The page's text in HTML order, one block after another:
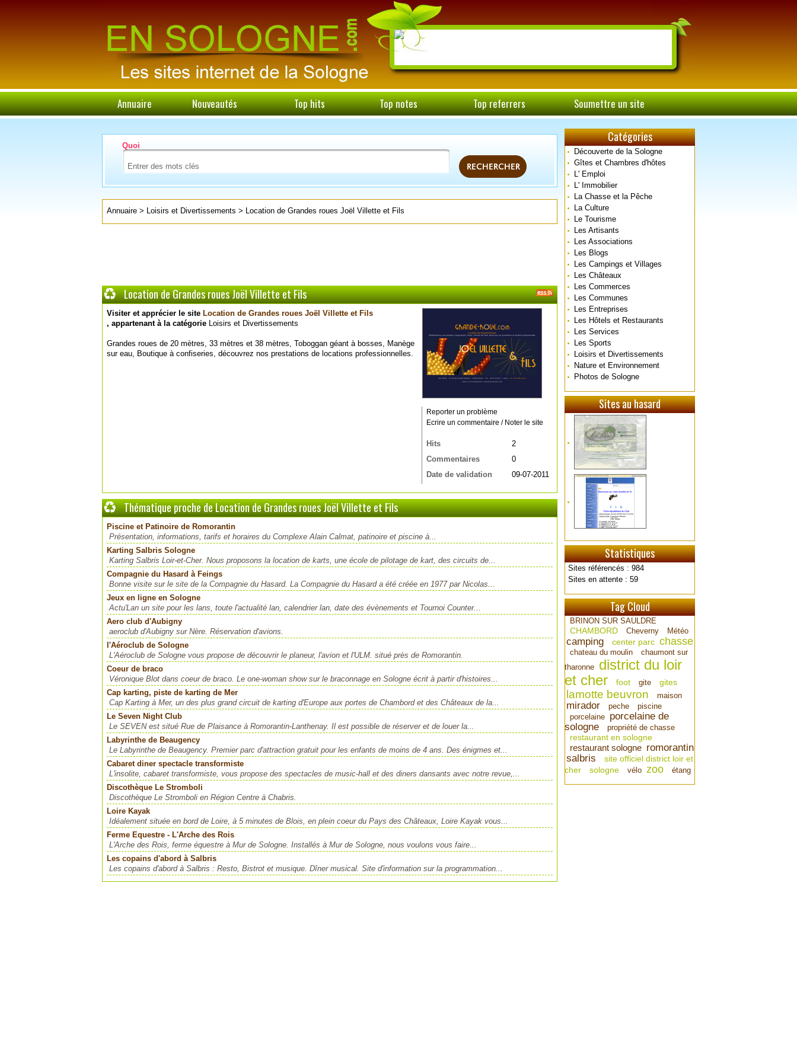
Annuaire Nouveautés Top hits Top notes Top referrers Soumettre un site
Quoi
Catégories
Découverte de la Sologne
Gîtes et Chambres d'hôtes
L' Emploi
L' Immobilier
La Chasse et la Pêche
La Culture
Le Tourisme
Les Artisants
Les Associations
Les Blogs
Les Campings et Villages
Les Châteaux
Les Commerces
Les Communes
Les Entreprises
Les Hôtels et Restaurants
Les Services
Les Sports
Loisirs et Divertissements
Nature et Environnement
Photos de Sologne
Sites au hasard
Statistiques
Sites référencés : 984
Sites en attente : 59
Tag Cloud
BRINON SUR SAULDRE
CHAMBORD Cheverny Météo
camping center parc chasse
chateau du moulin
chaumont sur
tharonne district du loir
et cher
foot gite gites
lamotte beuvron maison
mirador peche
piscine
porcelaine porcelaine de
sologne
propriété de chasse
restaurant en sologne
restaurant sologne romorantin
salbris
site officiel district loir et
cher
sologne vélo zoo étang
Annuaire > Loisirs et Divertissements > Location de Grandes roues Joël Villette et Fils
Location de Grandes roues Joël Villette et Fils
Visiter et apprécier le site Location de Grandes roues Joël Villette et Fils
, appartenant à la catégorie Loisirs et Divertissements
Grandes roues de 20 mètres, 33 mètres et 38 mètres, Toboggan géant à bosses, Manège
sur eau, Boutique à confiseries, découvrez nos prestations de locations professionnelles.
Reporter un problème
Ecrire un commentaire / Noter le site
Hits
2
Commentaires
0
Date de validation
09-07-2011
Thématique proche de Location de Grandes roues Joël Villette et Fils
Piscine et Patinoire de Romorantin
Présentation, informations, tarifs et horaires du Complexe Alain Calmat, patinoire et piscine à...
Karting Salbris Sologne
Karting Salbris Loir-et-Cher. Nous proposons la location de karts, une école de pilotage de kart, des circuits de...
Compagnie du Hasard à Feings
Bonne visite sur le site de la Compagnie du Hasard. La Compagnie du Hasard a été créée en 1977 par Nicolas...
Jeux en ligne en Sologne
Actu'Lan un site pour les lans, toute l'actualité lan, calendrier lan, date des évènements et Tournoi Counter...
Aero club d'Aubigny
aeroclub d'Aubigny sur Nère. Réservation d'avions.
l'Aéroclub de Sologne
L'Aéroclub de Sologne vous propose de découvrir le planeur, l'avion et l'ULM. situé près de Romorantin.
Coeur de braco
Véronique Blot dans coeur de braco. Le one-woman show sur le braconnage en Sologne écrit à partir d'histoires...
Cap karting, piste de karting de Mer
Cap Karting à Mer, un des plus grand circuit de karting d'Europe aux portes de Chambord et des Châteaux de la...
Le Seven Night Club
Le SEVEN est situé Rue de Plaisance à Romorantin-Lanthenay. Il est possible de réserver et de louer la...
Labyrinthe de Beaugency
Le Labyrinthe de Beaugency. Premier parc d'attraction gratuit pour les enfants de moins de 4 ans. Des énigmes et...
Cabaret diner spectacle transformiste
L'insolite, cabaret transformiste, vous propose des spectacles de music-hall et des diners dansants avec notre revue,...
Discothèque Le Stromboli
Discothèque Le Stromboli en Région Centre à Chabris.
Loire Kayak
Idéalement située en bord de Loire, à 5 minutes de Blois, en plein coeur du Pays des Châteaux, Loire Kayak vous...
Ferme Equestre - L'Arche des Rois
L'Arche des Rois, ferme équestre à Mur de Sologne. Installés à Mur de Sologne, nous voulons vous faire...
Les copains d'abord à Salbris
Les copains d'abord à Salbris : Resto, Bistrot et musique. Dîner musical. Site d'information sur la programmation...